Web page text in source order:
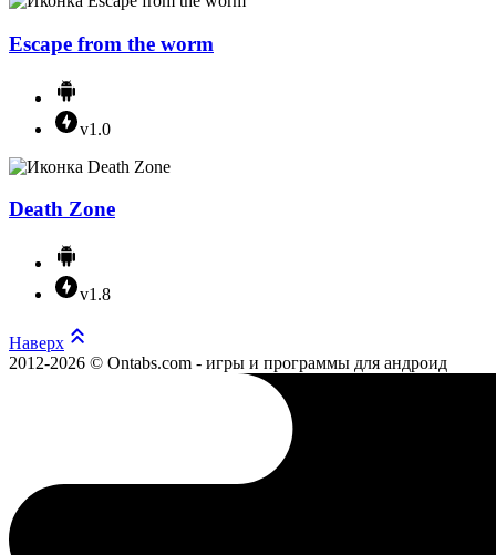
Escape from the worm
v1.0
Death Zone
v1.8
Наверх
2012-2026 © Ontabs.com - игры и программы для андроид